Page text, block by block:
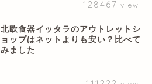
128467 view
北欧食器イッタラのアウトレットシ
ョップはネットよりも安い？比べて
みました